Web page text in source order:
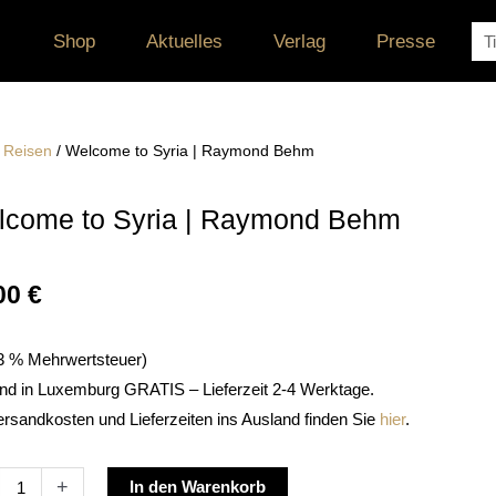
Shop Aktuelles Verlag Presse
Reisen / Welcome to Syria | Raymond Behm
to Syria | Raymond Behm
€
% Mehrwertsteuer)
in Luxemburg GRATIS – Lieferzeit 2-4 Werktage.
und Lieferzeiten ins Ausland finden Sie hier.
+ In den Warenkorb